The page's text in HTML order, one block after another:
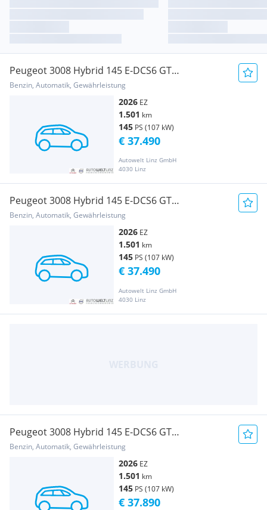
Peugeot 3008 Hybrid 145 E-DCS6 GT
+PANO+AHK+Memory+
Benzin, Automatik, Gewährleistung
2026 EZ
1.501 km
145 PS (107 kW)
Autowelt Linz GmbH
4030 Linz
€ 37.490
Peugeot 3008 Hybrid 145 E-DCS6 GT
+PANO+AHK+
Benzin, Automatik, Gewährleistung
2026 EZ
1.501 km
145 PS (107 kW)
Autowelt Linz GmbH
4030 Linz
€ 37.490
Peugeot 3008 Hybrid 145 E-DCS6 GT
+AHK+PANO+
Benzin, Automatik, Gewährleistung
2026 EZ
1.501 km
145 PS (107 kW)
€ 37.890